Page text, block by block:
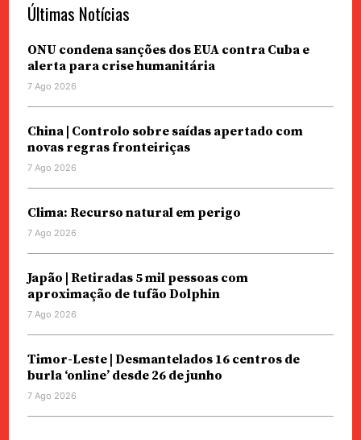
Últimas Notícias
ONU condena sanções dos EUA contra Cuba e
alerta para crise humanitária
7 Ago 2026
China | Controlo sobre saídas apertado com
novas regras fronteiriças
7 Ago 2026
Clima: Recurso natural em perigo
7 Ago 2026
Japão | Retiradas 5 mil pessoas com
aproximação de tufão Dolphin
7 Ago 2026
Timor-Leste | Desmantelados 16 centros de
burla ‘online’ desde 26 de junho
7 Ago 2026